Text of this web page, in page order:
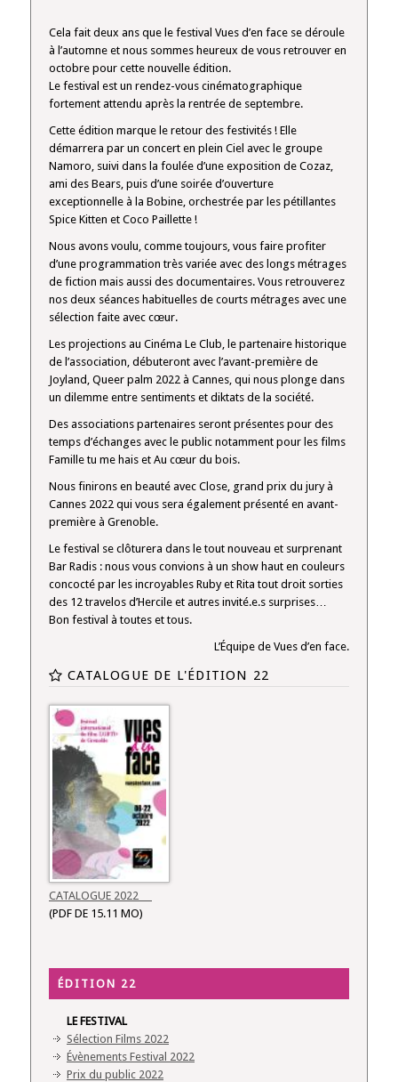
Cela fait deux ans que le festival Vues d’en face se déroule
à l’automne et nous sommes heureux de vous retrouver en
octobre pour cette nouvelle édition.
Le festival est un rendez-vous cinématographique
fortement attendu après la rentrée de septembre.
Cette édition marque le retour des festivités ! Elle
démarrera par un concert en plein Ciel avec le groupe
Namoro, suivi dans la foulée d’une exposition de Cozaz,
ami des Bears, puis d’une soirée d’ouverture
exceptionnelle à la Bobine, orchestrée par les pétillantes
Spice Kitten et Coco Paillette !
Nous avons voulu, comme toujours, vous faire profiter
d’une programmation très variée avec des longs métrages
de fiction mais aussi des documentaires. Vous retrouverez
nos deux séances habituelles de courts métrages avec une
sélection faite avec cœur.
Les projections au Cinéma Le Club, le partenaire historique
de l’association, débuteront avec l’avant-première de
Joyland, Queer palm 2022 à Cannes, qui nous plonge dans
un dilemme entre sentiments et diktats de la société.
Des associations partenaires seront présentes pour des
temps d’échanges avec le public notamment pour les films
Famille tu me hais et Au cœur du bois.
Nous finirons en beauté avec Close, grand prix du jury à
Cannes 2022 qui vous sera également présenté en avant-
première à Grenoble.
Le festival se clôturera dans le tout nouveau et surprenant
Bar Radis : nous vous convions à un show haut en couleurs
concocté par les incroyables Ruby et Rita tout droit sorties
des 12 travelos d’Hercile et autres invité.e.s surprises…
Bon festival à toutes et tous.
L’Équipe de Vues d’en face.
CATALOGUE DE L'ÉDITION 22
CATALOGUE 2022
(PDF DE 15.11 MO)
ÉDITION 22
LE FESTIVAL
Sélection Films 2022
Évènements Festival 2022
Prix du public 2022